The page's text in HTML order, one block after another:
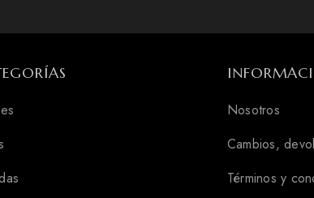
Nosotros
Cambios,
Términos y